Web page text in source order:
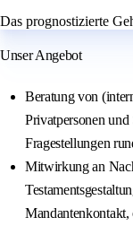
Das prognostizierte
Unser Angebot
Beratung von
Privatpersonen
Fragestellungen
Mitwirkung an